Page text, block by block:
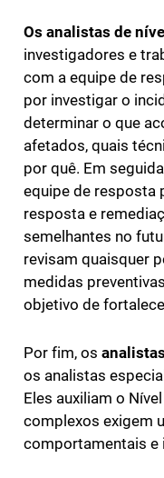
Os analistas de
investigadores e
com a equipe de
por investigar o
determinar o que
afetados, quais
por quê. Em
equipe de resposta
resposta e
semelhantes no
revisam quaisquer
medidas
objetivo de
Por fim, os
os analistas
Eles auxiliam o
complexos exigem
comportamentais e